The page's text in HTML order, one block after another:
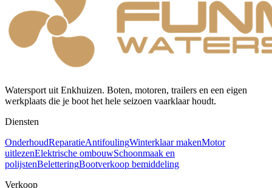
Watersport uit Enkhuizen. Boten, motoren, trailers en een eigen
werkplaats die je boot het hele seizoen vaarklaar houdt.
Diensten
OnderhoudReparatieAntifoulingWinterklaar makenMotor
uitlezenElektrische ombouwSchoonmaak en
polijstenBeletteringBootverkoop bemiddeling
Verkoop